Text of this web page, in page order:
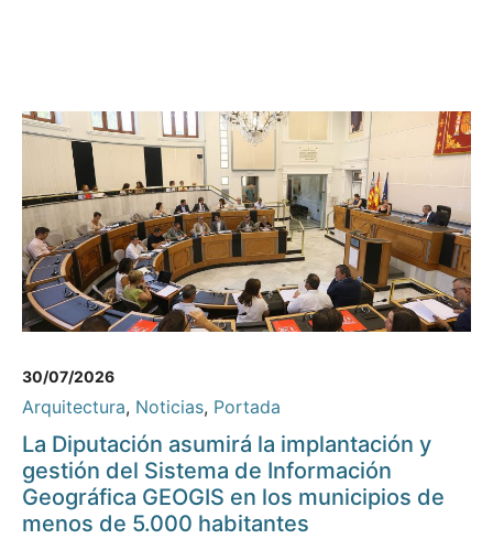
30/07/2026
Arquitectura, Noticias, Portada
La Diputación asumirá la implantación y
gestión del Sistema de Información
Geográfica GEOGIS en los municipios de
menos de 5.000 habitantes